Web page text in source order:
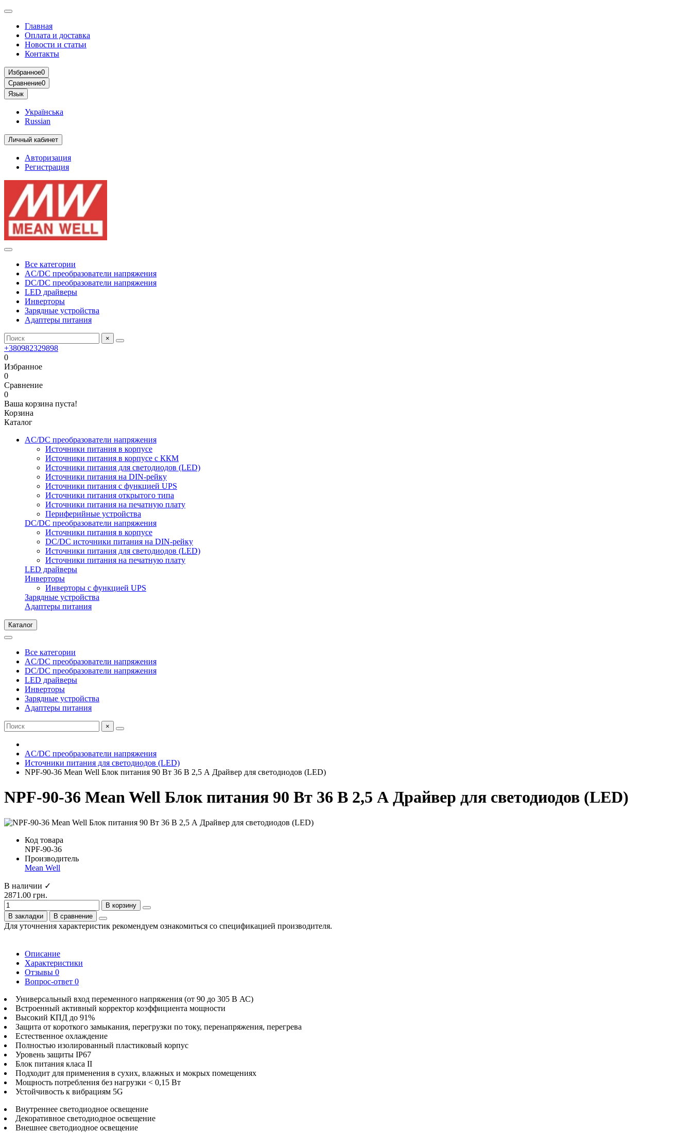
Главная
Оплата и доставка
Новости и статьи
Контакты
Избранное0
Сравнение0
Язык
Українська
Russian
Личный кабинет
Авторизация
Регистрация
Все категории
AC/DC преобразователи напряжения
DC/DC преобразователи напряжения
LED драйверы
Инверторы
Зарядные устройства
Адаптеры питания
×
+380982329898
0
Избранное
0
Сравнение
0
Ваша корзина пуста!
Корзина
Каталог
AC/DC преобразователи напряжения
Источники питания в корпусе
Источники питания в корпусе с ККМ
Источники питания для светодиодов (LED)
Источники питания на DIN-рейку
Источники питания с функцией UPS
Источники питания открытого типа
Источники питания на печатную плату
Периферийные устройства
DC/DC преобразователи напряжения
Источники питания в корпусе
DC/DC источники питания на DIN-рейку
Источники питания для светодиодов (LED)
Источники питания на печатную плату
LED драйверы
Инверторы
Инверторы с функцией UPS
Зарядные устройства
Адаптеры питания
Каталог
Все категории
AC/DC преобразователи напряжения
DC/DC преобразователи напряжения
LED драйверы
Инверторы
Зарядные устройства
Адаптеры питания
×
AC/DC преобразователи напряжения
Источники питания для светодиодов (LED)
NPF-90-36 Mean Well Блок питания 90 Вт 36 В 2,5 А Драйвер для светодиодов (LED)
NPF-90-36 Mean Well Блок питания 90 Вт 36 В 2,5 А Драйвер для светодиодов (LED)
Код товара
NPF-90-36
Производитель
Mean Well
В наличии ✓
2871.00 грн.
В корзину
В закладки
В сравнение
Для уточнения характеристик рекомендуем ознакомиться со спецификацией производителя.
Описание
Характеристики
Отзывы 0
Вопрос-ответ 0
Универсальный вход переменного напряжения (от 90 до 305 В АС)
Встроенный активный корректор коэффициента мощности
Высокий КПД до 91%
Защита от короткого замыкания, перегрузки по току, перенапряжения, перегрева
Естественное охлаждение
Полностью изолированный пластиковый корпус
Уровень защиты IP67
Блок питания класа ІІ
Подходит для применения в сухих, влажных и мокрых помещениях
Мощность потребления без нагрузки < 0,15 Вт
Устойчивость к вибрациям 5G
Внутреннее светодиодное освещение
Декоративное светодиодное освещение
Внешнее светодиодное освещение